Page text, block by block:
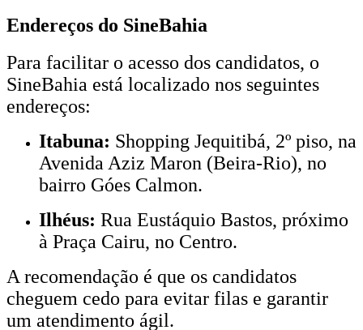
Endereços do SineBahia
Para facilitar o acesso dos candidatos, o
SineBahia está localizado nos seguintes
endereços:
Itabuna: Shopping Jequitibá, 2º piso, na
Avenida Aziz Maron (Beira-Rio), no
bairro Góes Calmon.
Ilhéus: Rua Eustáquio Bastos, próximo
à Praça Cairu, no Centro.
A recomendação é que os candidatos
cheguem cedo para evitar filas e garantir
um atendimento ágil.